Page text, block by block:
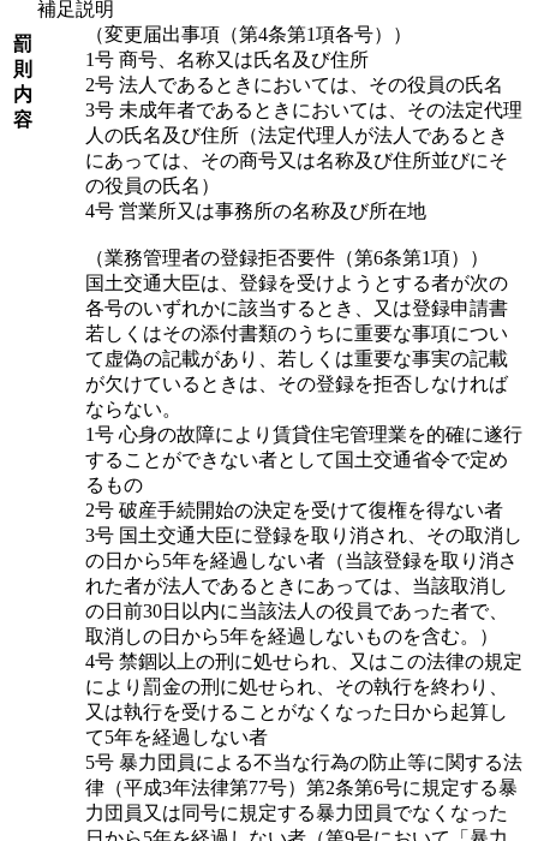
罰
則
内
容
補足説明
（変更届出事項（第4条第1項各号））
1号 商号、名称又は氏名及び住所
2号 法人であるときにおいては、その役員の氏名
3号 未成年者であるときにおいては、その法定代理
人の氏名及び住所（法定代理人が法人であるとき
にあっては、その商号又は名称及び住所並びにそ
の役員の氏名）
4号 営業所又は事務所の名称及び所在地
（業務管理者の登録拒否要件（第6条第1項））
国土交通大臣は、登録を受けようとする者が次の
各号のいずれかに該当するとき、又は登録申請書
若しくはその添付書類のうちに重要な事項につい
て虚偽の記載があり、若しくは重要な事実の記載
が欠けているときは、その登録を拒否しなければ
ならない。
1号 心身の故障により賃貸住宅管理業を的確に遂行
することができない者として国土交通省令で定め
るもの
2号 破産手続開始の決定を受けて復権を得ない者
3号 国土交通大臣に登録を取り消され、その取消し
の日から5年を経過しない者（当該登録を取り消さ
れた者が法人であるときにあっては、当該取消し
の日前30日以内に当該法人の役員であった者で、
取消しの日から5年を経過しないものを含む。）
4号 禁錮以上の刑に処せられ、又はこの法律の規定
により罰金の刑に処せられ、その執行を終わり、
又は執行を受けることがなくなった日から起算し
て5年を経過しない者
5号 暴力団員による不当な行為の防止等に関する法
律（平成3年法律第77号）第2条第6号に規定する暴
力団員又は同号に規定する暴力団員でなくなった